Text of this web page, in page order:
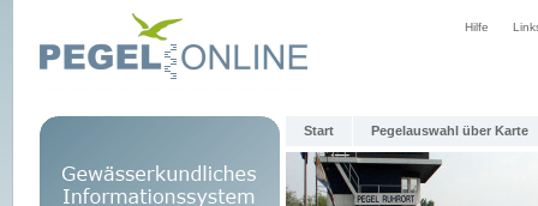
Hilfe
Start Pegelauswahl über Karte